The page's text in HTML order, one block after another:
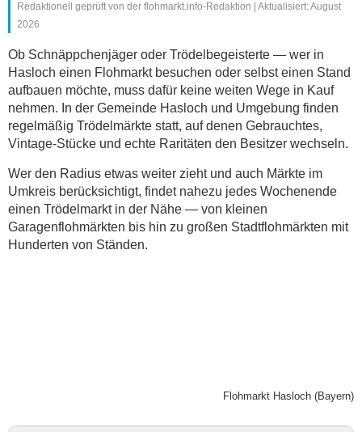
Redaktionell geprüft von der flohmarkt.info-Redaktion | Aktualisiert: August
2026
Ob Schnäppchenjäger oder Trödelbegeisterte — wer in
Hasloch einen Flohmarkt besuchen oder selbst einen Stand
aufbauen möchte, muss dafür keine weiten Wege in Kauf
nehmen. In der Gemeinde Hasloch und Umgebung finden
regelmäßig Trödelmärkte statt, auf denen Gebrauchtes,
Vintage-Stücke und echte Raritäten den Besitzer wechseln.
Wer den Radius etwas weiter zieht und auch Märkte im
Umkreis berücksichtigt, findet nahezu jedes Wochenende
einen Trödelmarkt in der Nähe — von kleinen
Garagenflohmärkten bis hin zu großen Stadtflohmärkten mit
Hunderten von Ständen.
Flohmarkt Hasloch (Bayern)